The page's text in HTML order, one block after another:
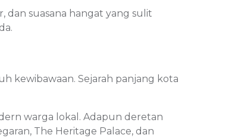
dan suasana hangat yang sulit
kewibawaan. Sejarah panjang kota
warga lokal. Adapun deretan
The Heritage Palace, dan